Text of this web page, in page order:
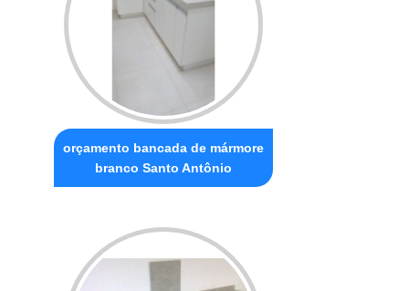
orçamento bancada de mármore
branco Santo Antônio